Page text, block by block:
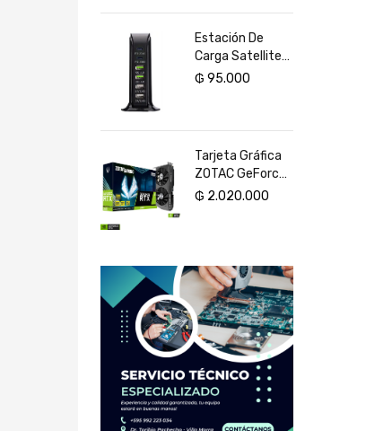
Estación De
Carga Satellite
A-R22U 6
₲ 95.000
Tarjeta Gráfica
ZOTAC GeForce
RTX 3050 Eco
₲ 2.020.000